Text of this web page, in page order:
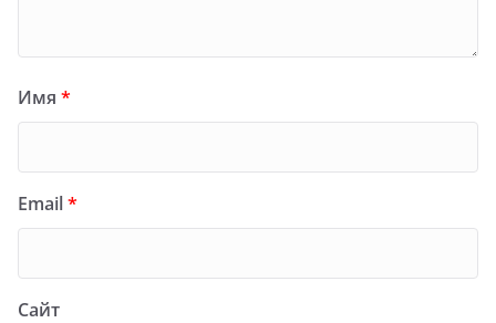
Имя *
Email*
Сайт